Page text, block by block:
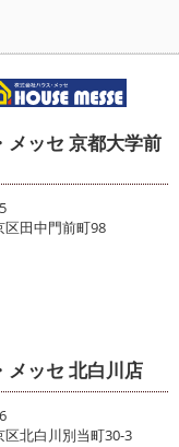
メッセ 京都大学前
区田中門前町98
メッセ 北白川店
区北白川別当町30-3